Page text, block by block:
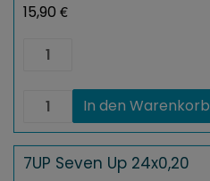
15,90 €
7UP
Seven
Menge
7UP
Seven
Up
12x1,00
Menge
In den Warenkorb
7UP Seven Up 24x0,20